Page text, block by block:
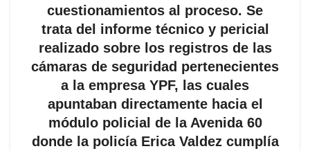
cuestionamientos al proceso. Se
trata del informe técnico y pericial
realizado sobre los registros de las
cámaras de seguridad pertenecientes
a la empresa YPF, las cuales
apuntaban directamente hacia el
módulo policial de la Avenida 60
donde la policía Erica Valdez cumplía